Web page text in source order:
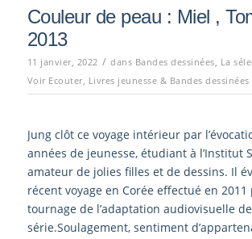
Couleur de peau : Miel ,
2013
11 janvier, 2022 / dans Bandes dessinées La
Voir Ecouter, Livres jeunesse & Bandes dessinées
Jung clôt ce voyage intérieur par
années de jeunesse, étudiant à l’Institut
amateur de jolies filles et de dessins. Il
récent voyage en Corée effectué en 2011
tournage de l’adaptation audiovisuelle
série.Soulagement, sentiment